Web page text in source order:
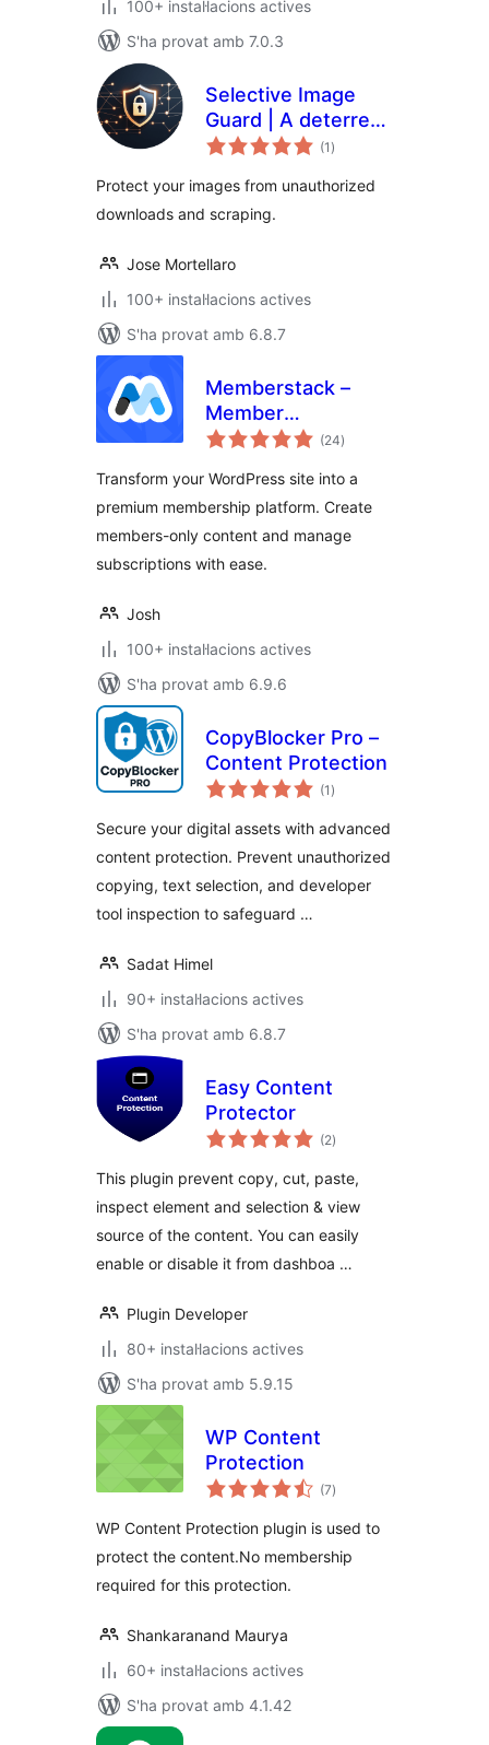
100+ instal·lacions actives
S'ha provat amb 7.0.3
Selective Image
Guard | A deterrent
for unauthorized
scraping
(1 puntuacions
totals
)
Protect your images from unauthorized
downloads and scraping.
Jose Mortellaro
100+ instal·lacions actives
S'ha provat amb 6.8.7
Memberstack –
Member
Management &
(24puntuacions
totals
)
Transform your WordPress site into a
premium membership platform. Create
members-only content and manage
subscriptions with ease.
Josh
100+ instal·lacions actives
S'ha provat amb 6.9.6
CopyBlocker Pro –
Content Protection
(1 puntuacions
totals
)
Secure your digital assets with advanced
content protection. Prevent unauthorized
copying, text selection, and developer
tool inspection to safeguard …
Sadat Himel
90+ instal·lacions actives
S'ha provat amb 6.8.7
Easy Content
Protector
(2puntuacions
totals
)
This plugin prevent copy, cut, paste,
inspect element and selection & view
source of the content. You can easily
enable or disable it from dashboa …
Plugin Developer
80+ instal·lacions actives
S'ha provat amb 5.9.15
WP Content
Protection
(7puntuacions
totals
)
WP Content Protection plugin is used to
protect the content.No membership
required for this protection.
Shankaranand Maurya
60+ instal·lacions actives
S'ha provat amb 4.1.42